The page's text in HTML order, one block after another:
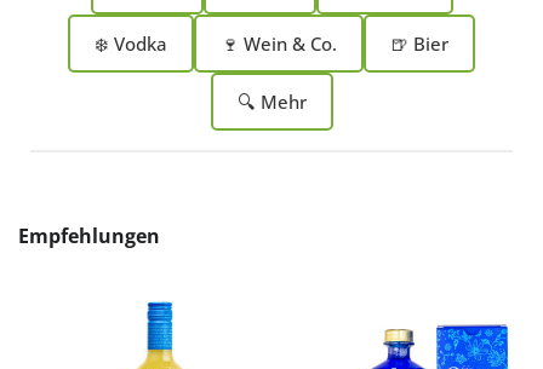
❄️ Vodka 🍷 Wein & Co. 🍺 Bier
🔍 Mehr
Produktgalerie überspringen
Empfehlungen